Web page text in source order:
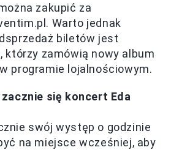
zakupić za
Warto jednak
biletów jest
którzy zamówią nowy album
w programie lojalnościowym.
się koncert Eda
swój występ o godzinie
na miejsce wcześniej, aby